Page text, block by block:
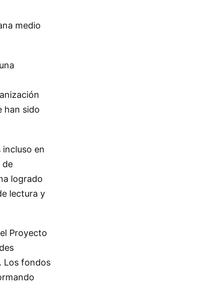
medio
han sido
incluso en
de
logrado
lectura y
Proyecto
Los fondos